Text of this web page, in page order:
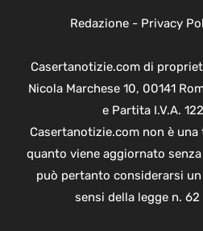
Redazione- Privacy
Casertanotizie.com di
Nicola Marchese 10, 00141
e Partita I.V.A.
Casertanotizie.com non è
quanto viene aggiornato
può pertanto considerarsi
sensi della legge n.